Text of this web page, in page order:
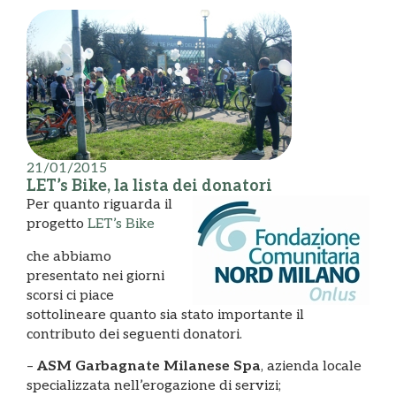
21/01/2015
LET’s Bike, la lista dei donatori
Per quanto riguarda il
progetto LET’s Bike
che abbiamo
presentato nei giorni
scorsi ci piace
sottolineare quanto sia stato importante il
contributo dei seguenti donatori.
– ASM Garbagnate Milanese Spa, azienda locale
specializzata nell’erogazione di servizi;